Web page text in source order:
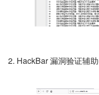
2. HackBar 漏洞验证辅